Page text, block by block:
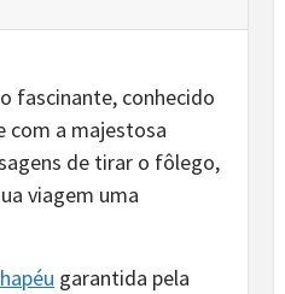
fascinante, conhecido
com a majestosa
de tirar o fôlego,
viagem uma
garantida pela